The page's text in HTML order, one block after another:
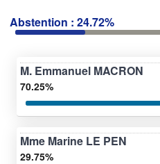
Abstention : 24.72%
M. Emmanuel MACRON
70.25%
Mme Marine LE PEN
29.75%